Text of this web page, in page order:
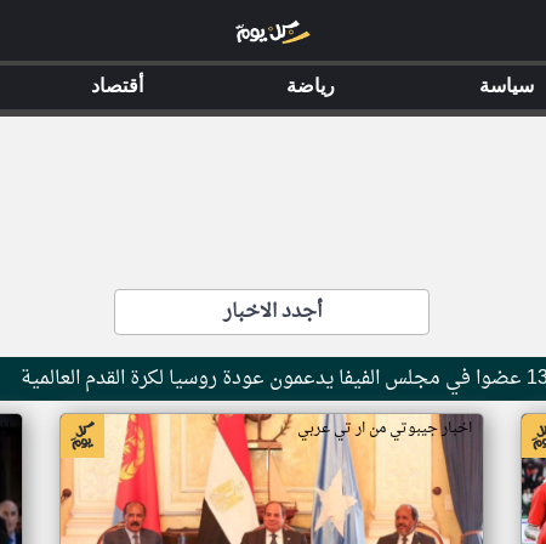
أجدد الاخبار
اخبار جيبوتي من ار تي عربي
سياسة رياضة أقتصاد